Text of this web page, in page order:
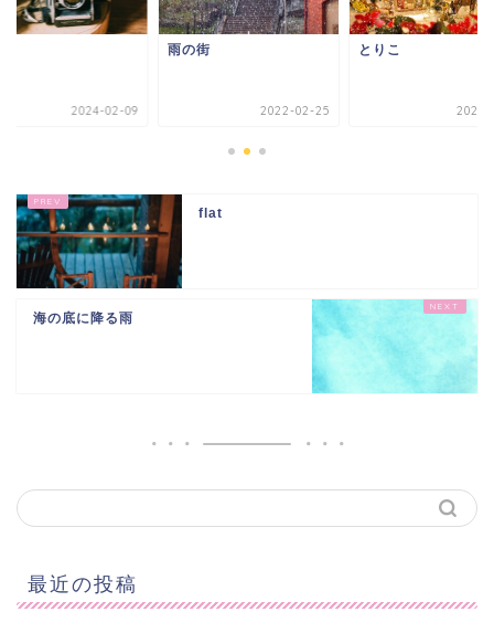
2024-02-09
雨の街
2022-02-25
とりこ
2021-
flat
海の底に降る雨
最近の投稿